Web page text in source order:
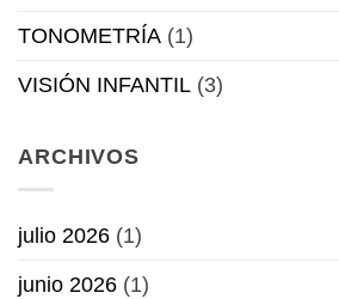
TONOMETRÍA (1)
VISIÓN INFANTIL (3)
ARCHIVOS
julio 2026 (1)
junio 2026 (1)